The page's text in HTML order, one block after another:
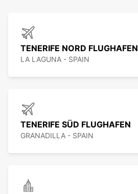
TENERIFE NORD FLUGHAFEN
LA LAGUNA - SPAIN
TENERIFE SÜD FLUGHAFEN
GRANADILLA - SPAIN